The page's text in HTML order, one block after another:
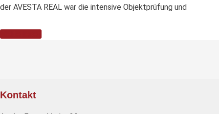
der AVESTA REAL war die intensive Objektprüfung und
Kontakt